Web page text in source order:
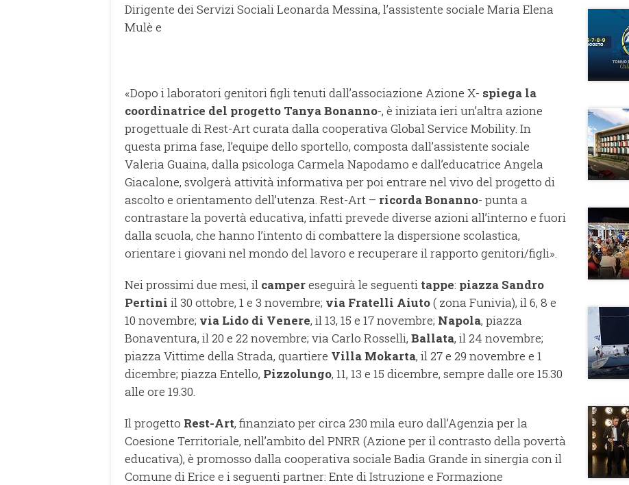
Dirigente dei Servizi Sociali Leonarda Messina, l’assistente sociale Maria Elena
Mulè e
«Dopo i laboratori genitori figli tenuti dall’associazione Azione X- spiega la
coordinatrice del progetto Tanya Bonanno-, è iniziata ieri un’altra azione
progettuale di Rest-Art curata dalla cooperativa Global Service Mobility. In
questa prima fase, l’equipe dello sportello, composta dall’assistente sociale
Valeria Guaina, dalla psicologa Carmela Napodamo e dall’educatrice Angela
Giacalone, svolgerà attività informativa per poi entrare nel vivo del progetto di
ascolto e orientamento dell’utenza. Rest-Art – ricorda Bonanno- punta a
contrastare la povertà educativa, infatti prevede diverse azioni all’interno e fuori
dalla scuola, che hanno l’intento di combattere la dispersione scolastica,
orientare i giovani nel mondo del lavoro e recuperare il rapporto genitori/figli».
Nei prossimi due mesi, il campereseguirà le seguenti tappe: piazza Sandro
Pertini il 30 ottobre, 1 e 3 novembre; via Fratelli Aiuto( zona Funivia), il 6, 8 e
10 novembre; via Lido di Venere, il 13, 15 e 17 novembre; Napola, piazza
Bonaventura, il 20 e 22 novembre; via Carlo Rosselli, Ballata, il 24 novembre;
piazza Vittime della Strada, quartiere Villa Mokarta, il 27 e 29 novembre e 1
dicembre; piazza Entello, Pizzolungo, 11, 13 e 15 dicembre, sempre dalle ore 15.30
alle ore 19.30.
Il progetto Rest-Art, finanziato per circa 230 mila euro dall’Agenzia per la
Coesione Territoriale, nell’ambito del PNRR (Azione per il contrasto della povertà
educativa), è promosso dalla cooperativa sociale Badia Grande in sinergia con il
Comune di Erice e i seguenti partner: Ente di Istruzione e Formazione